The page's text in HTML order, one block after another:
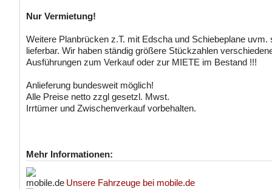
Nur Vermietung!
Weitere Planbrücken z.T. mit Edscha und Schiebeplane uvm.
lieferbar. Wir haben ständig größere Stückzahlen
Ausführungen zum Verkauf oder zur MIETE im Bestand !!!
Anlieferung bundesweit möglich!
Alle Preise netto zzgl gesetzl. Mwst.
Irrtümer und Zwischenverkauf vorbehalten.
Mehr Informationen:
Unsere Fahrzeuge bei mobile.de